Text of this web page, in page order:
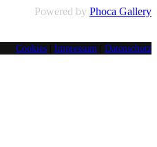
Powered by Phoca Gallery
Cookies Impressum Datenschutz